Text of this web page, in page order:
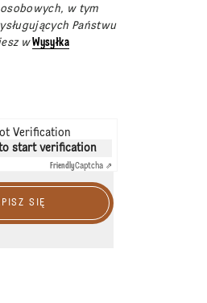
w tym
Państwu
wWysyłka
Verification
start verification
FriendlyCaptcha ⇗
SIĘ